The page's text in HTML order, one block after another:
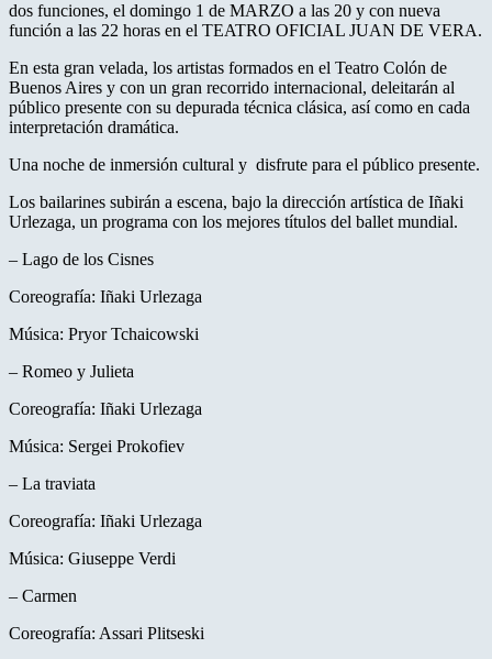
dos funciones, el domingo 1 de MARZO a las 20 y con nueva
función a las 22 horas en el TEATRO OFICIAL JUAN DE VERA.
En esta gran velada, los artistas formados en el Teatro Colón de
Buenos Aires y con un gran recorrido internacional, deleitarán al
público presente con su depurada técnica clásica, así como en cada
interpretación dramática.
Una noche de inmersión cultural y disfrute para el público presente.
Los bailarines subirán a escena, bajo la dirección artística de Iñaki
Urlezaga, un programa con los mejores títulos del ballet mundial.
– Lago de los Cisnes
Coreografía: Iñaki Urlezaga
Música: Pryor Tchaicowski
– Romeo y Julieta
Coreografía: Iñaki Urlezaga
Música: Sergei Prokofiev
– La traviata
Coreografía: Iñaki Urlezaga
Música: Giuseppe Verdi
– Carmen
Coreografía: Assari Plitseski